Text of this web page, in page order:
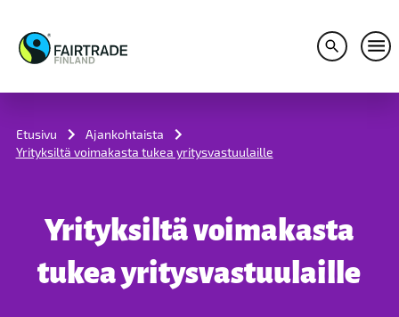
Avaa
Etusivu
Ajankohtaista
Yrityksiltä voimakasta tukea yritysvastuulaille
Yrityksiltä voimakasta
tukea yritysvastuulaille